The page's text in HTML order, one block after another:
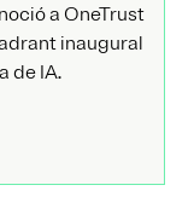
a OneTrust
inaugural
de IA.